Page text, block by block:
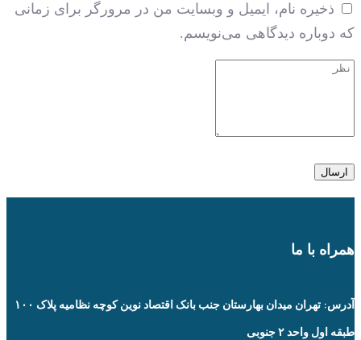
ذخیره نام، ایمیل و وبسایت من در مرورگر برای زمانی
که دوباره دیدگاهی می‌نویسم.
همراه با ما
آدرس: تهران میدان بهارستان جنب بانک اقتصاد نوین کوچه نظامیه پلاک ۱۰۰
طبقه اول واحد ۲ جنوبی